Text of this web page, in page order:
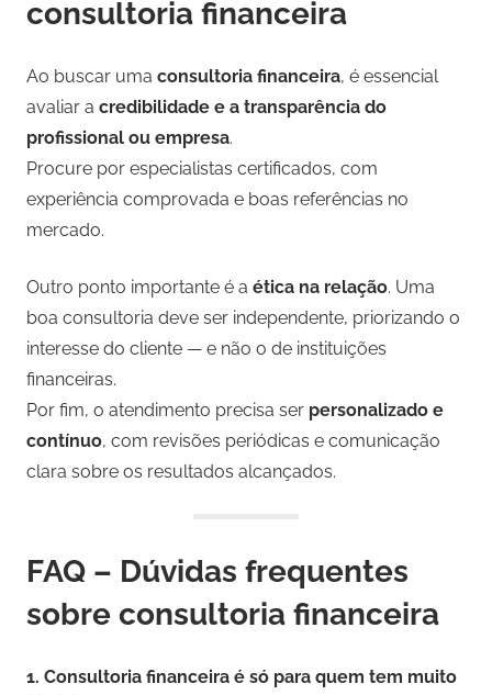
consultoria financeira
Ao buscar uma consultoria financeira, é essencial
avaliar a credibilidade e a transparência do
profissional ou empresa.
Procure por especialistas certificados, com
experiência comprovada e boas referências no
mercado.
Outro ponto importante é a ética na relação. Uma
boa consultoria deve ser independente, priorizando o
interesse do cliente — e não o de instituições
financeiras.
Por fim, o atendimento precisa ser personalizado e
contínuo, com revisões periódicas e comunicação
clara sobre os resultados alcançados.
FAQ – Dúvidas frequentes
sobre consultoria financeira
1. Consultoria financeira é só para quem tem muito